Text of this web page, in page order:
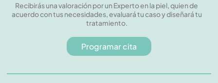
Recibirás una valoración por un Experto en la piel, quien de
acuerdo con tus necesidades, evaluará tu caso y diseñará tu
tratamiento.
Programar cita